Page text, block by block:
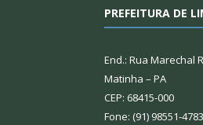
PREFEITURA DE
End.: Rua Marechal
Matinha – PA
CEP: 68415-000
Fone: (91) 98551-4783